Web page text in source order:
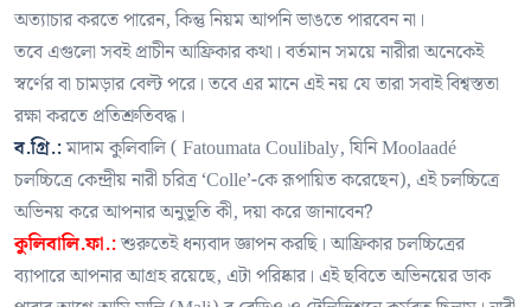
অত্যাচার করতে পারেন, কিন্তু নিয়ম আপনি ভাঙতে পারবেন না।
তবে এগুলো সবই প্রাচীন আফ্রিকার কথা। বর্তমান সময়ে নারীরা অনেকেই
স্বর্ণের বা চামড়ার বেল্ট পরে। তবে এর মানে এই নয় যে তারা সবাই বিশ্বস্ততা
রক্ষা করতে প্রতিশ্রুতিবদ্ধ।
ব.গ্রি.:মাদাম কুলিবালি ( Fatoumata Coulibaly, যিনি Moolaadé
চলচ্চিত্রে কেন্দ্রীয় নারী চরিত্র ‘Colle’-কে রূপায়িত করেছেন), এই চলচ্চিত্রে
অভিনয় করে আপনার অনুভূতি কী, দয়া করে জানাবেন?
কুলিবালি.ফা.:শুরুতেই ধন্যবাদ জ্ঞাপন করছি। আফ্রিকার চলচ্চিত্রের
ব্যাপারে আপনার আগ্রহ রয়েছে, এটা পরিষ্কার। এই ছবিতে অভিনয়ের ডাক